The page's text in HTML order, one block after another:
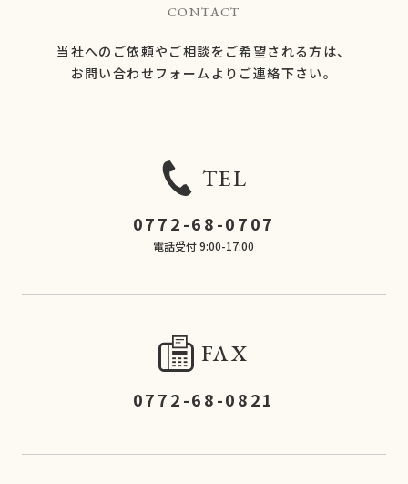
CONTACT
当社へのご依頼やご相談をご希望される方は、
​​​​​​​お問い合わせフォームよりご連絡下さい。
TEL
0772-68-0707
電話受付 9:00-17:00
FAX
0772-68-0821